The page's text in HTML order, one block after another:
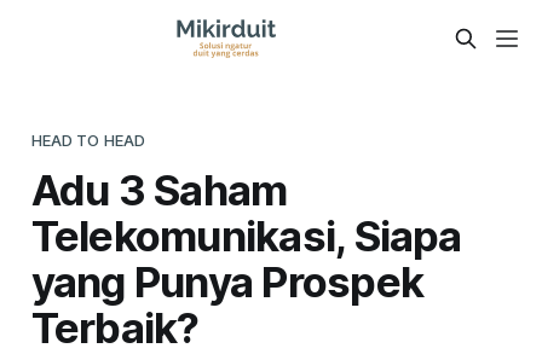
HEAD TO HEAD
Adu 3 Saham
Telekomunikasi, Siapa
yang Punya Prospek
Terbaik?